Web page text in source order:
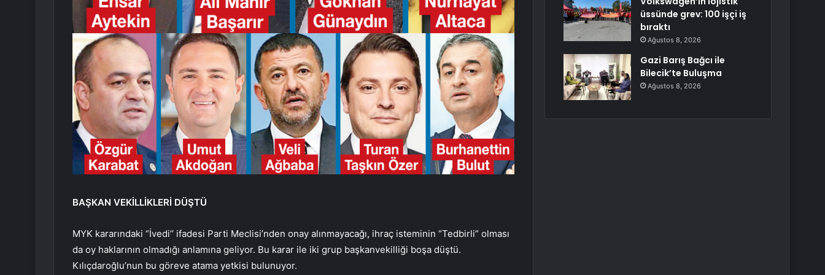
BAŞKAN VEKİLLİKLERİ DÜŞTÜ
MYK kararındaki “İvedi’’ ifadesi Parti Meclisi’nden onay alınmayacağı, ihraç isteminin “Tedbirli” olması
da oy haklarının olmadığı anlamına geliyor. Bu karar ile iki grup başkanvekilliği boşa düştü.
Kılıçdaroğlu’nun bu göreve atama yetkisi bulunuyor.
üssünde grev: 100 işçi iş
bıraktı
Ağustos 8, 2026
Gazi Barış Bağcı ile
Bilecik’te Buluşma
Ağustos 8, 2026